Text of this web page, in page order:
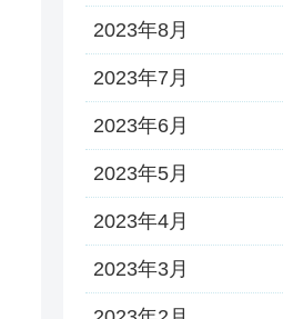
2023年8月
2023年7月
2023年6月
2023年5月
2023年4月
2023年3月